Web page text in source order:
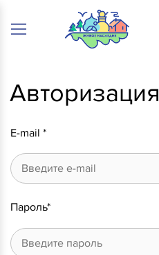
Авторизация
E-mail *
Пароль*